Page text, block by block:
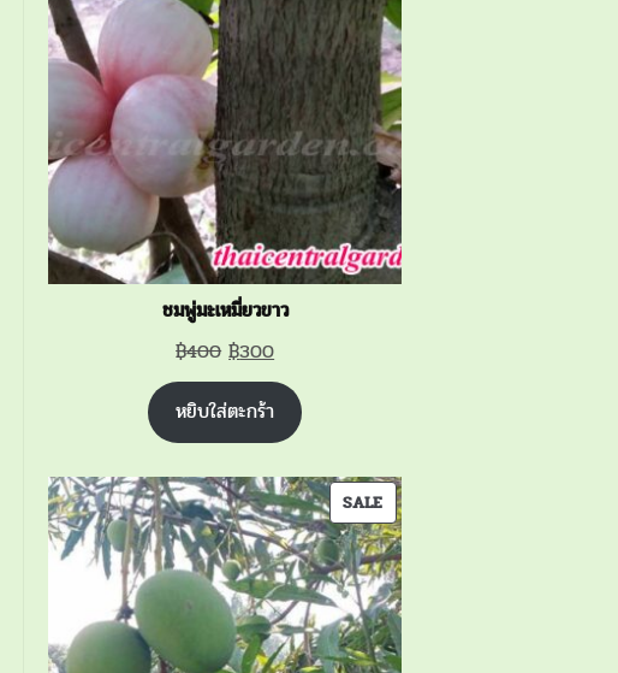
SALE
ชมพู่มะเหมี่ยวขาว
฿400 Original
price
was:
฿400.
฿300Current
price
is:
฿300.
หยิบใส่ตะกร้า
SALEPRODUCT
ON
SALE